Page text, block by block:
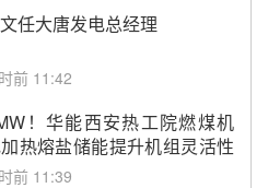
任大唐发电总经理
前 11:42
！华能西安热工院燃煤机
热熔盐储能提升机组灵活性
目初步设计第三方评审服务
前 11:39